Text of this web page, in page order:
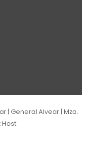
| General Alvear | Mza.
Host